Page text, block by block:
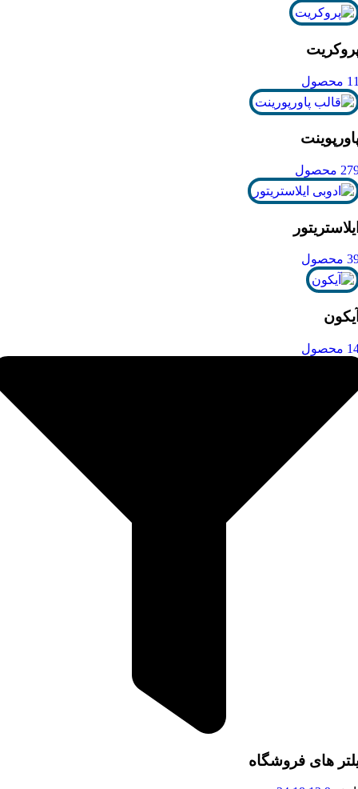
محصول
محصول
محصول
محصول
های فروشگاه